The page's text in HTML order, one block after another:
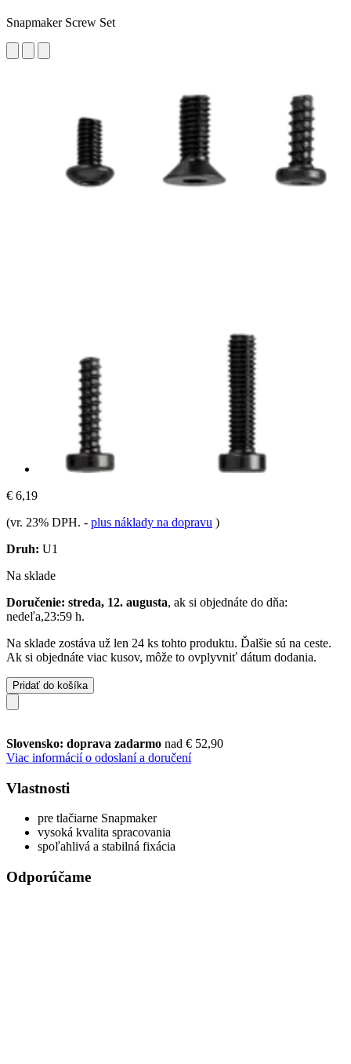
Snapmaker Screw Set
€ 6,19
(vr. 23% DPH. - plus náklady na dopravu )
Druh: U1
Na sklade
Doručenie: streda, 12. augusta, ak si objednáte do dňa:
nedeľa,23:59 h.
Na sklade zostáva už len 24 ks tohto produktu. Ďalšie sú na ceste.
Ak si objednáte viac kusov, môže to ovplyvniť dátum dodania.
Pridať do košíka
Slovensko: doprava zadarmo nad € 52,90
Viac informácií o odoslaní a doručení
Vlastnosti
pre tlačiarne Snapmaker
vysoká kvalita spracovania
spoľahlivá a stabilná fixácia
Odporúčame